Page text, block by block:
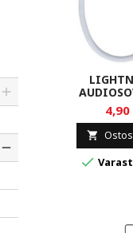
Toggle
4,90

